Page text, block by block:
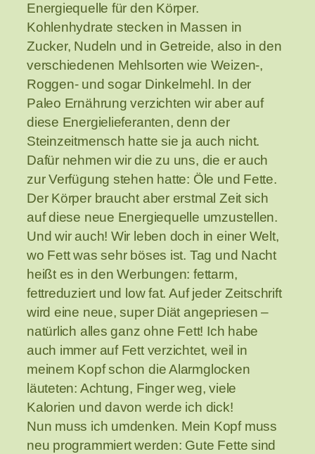
Energiequelle für den Körper.
Kohlenhydrate stecken in Massen in
Zucker, Nudeln und in Getreide, also in den
verschiedenen Mehlsorten wie Weizen-,
Roggen- und sogar Dinkelmehl. In der
Paleo Ernährung verzichten wir aber auf
diese Energielieferanten, denn der
Steinzeitmensch hatte sie ja auch nicht.
Dafür nehmen wir die zu uns, die er auch
zur Verfügung stehen hatte: Öle und Fette.
Der Körper braucht aber erstmal Zeit sich
auf diese neue Energiequelle umzustellen.
Und wir auch! Wir leben doch in einer Welt,
wo Fett was sehr böses ist. Tag und Nacht
heißt es in den Werbungen: fettarm,
fettreduziert und low fat. Auf jeder Zeitschrift
wird eine neue, super Diät angepriesen –
natürlich alles ganz ohne Fett! Ich habe
auch immer auf Fett verzichtet, weil in
meinem Kopf schon die Alarmglocken
läuteten: Achtung, Finger weg, viele
Kalorien und davon werde ich dick!
Nun muss ich umdenken. Mein Kopf muss
neu programmiert werden: Gute Fette sind